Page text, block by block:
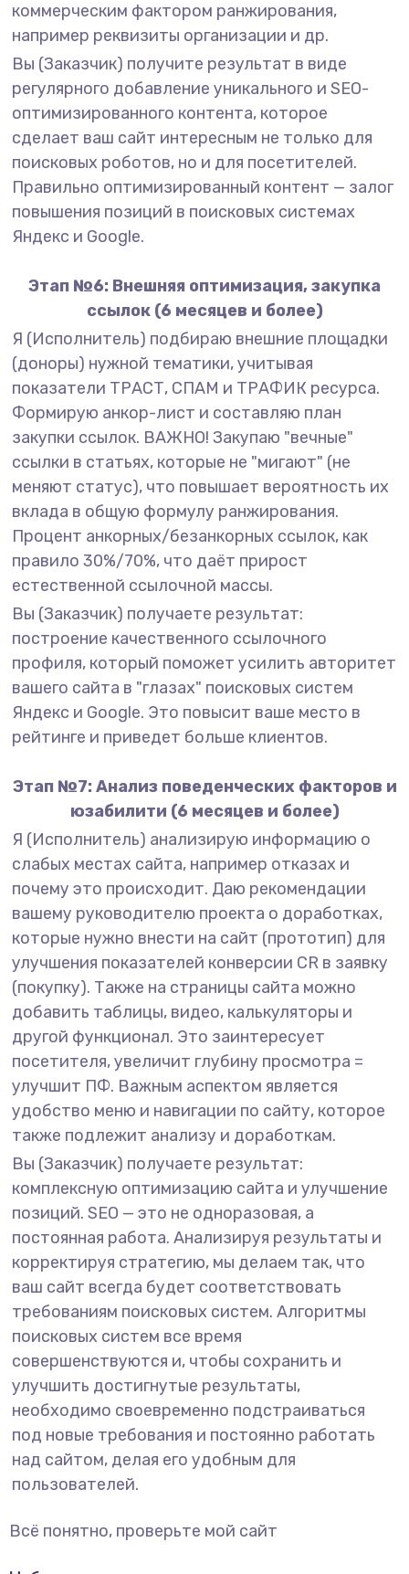
коммерческим фактором ранжирования,
например реквизиты организации и др.
Вы (Заказчик) получите результат в виде
регулярного добавление уникального и SEO-
оптимизированного контента, которое
сделает ваш сайт интересным не только для
поисковых роботов, но и для посетителей.
Правильно оптимизированный контент — залог
повышения позиций в поисковых системах
Яндекс и Google.
Этап №6: Внешняя оптимизация, закупка
ссылок (6 месяцев и более)
Я (Исполнитель) подбираю внешние площадки
(доноры) нужной тематики, учитывая
показатели ТРАСТ, СПАМ и ТРАФИК ресурса.
Формирую анкор-лист и составляю план
закупки ссылок. ВАЖНО! Закупаю "вечные"
ссылки в статьях, которые не "мигают" (не
меняют статус), что повышает вероятность их
вклада в общую формулу ранжирования.
Процент анкорных/безанкорных ссылок, как
правило 30%/70%, что даёт прирост
естественной ссылочной массы.
Вы (Заказчик) получаете результат:
построение качественного ссылочного
профиля, который поможет усилить авторитет
вашего сайта в "глазах" поисковых систем
Яндекс и Google. Это повысит ваше место в
рейтинге и приведет больше клиентов.
Этап №7: Анализ поведенческих факторов и
юзабилити (6 месяцев и более)
Я (Исполнитель) анализирую информацию о
слабых местах сайта, например отказах и
почему это происходит. Даю рекомендации
вашему руководителю проекта о доработках,
которые нужно внести на сайт (прототип) для
улучшения показателей конверсии CR в заявку
(покупку). Также на страницы сайта можно
добавить таблицы, видео, калькуляторы и
другой функционал. Это заинтересует
посетителя, увеличит глубину просмотра =
улучшит ПФ. Важным аспектом является
удобство меню и навигации по сайту, которое
также подлежит анализу и доработкам.
Вы (Заказчик) получаете результат:
комплексную оптимизацию сайта и улучшение
позиций. SEO — это не одноразовая, а
постоянная работа. Анализируя результаты и
корректируя стратегию, мы делаем так, что
ваш сайт всегда будет соответствовать
требованиям поисковых систем. Алгоритмы
поисковых систем все время
совершенствуются и, чтобы сохранить и
улучшить достигнутые результаты,
необходимо своевременно подстраиваться
под новые требования и постоянно работать
над сайтом, делая его удобным для
пользователей.
Всё понятно, проверьте мой сайт